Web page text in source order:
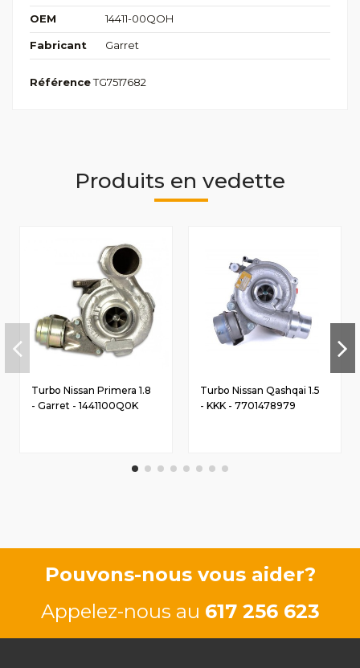
OEM 14411-00QOH
Fabricant Garret
RéférenceTG7517682
Produits en vedette
Turbo Nissan Primera 1.8
- Garret - 1441100Q0K
Turbo Nissan Qashqai 1.5
- KKK - 7701478979
Pouvons-nous vous aider?
Appelez-nous au 617 256 623